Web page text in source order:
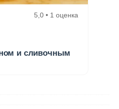
5,0 • 1 оценка
и сливочным